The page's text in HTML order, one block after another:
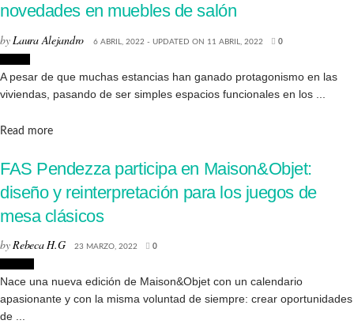
novedades en muebles de salón
byLaura Alejandro 6 ABRIL, 2022 - UPDATED ON 11 ABRIL, 2022 0
A pesar de que muchas estancias han ganado protagonismo en las
viviendas, pasando de ser simples espacios funcionales en los ...
Read moreDetails
FAS Pendezza participa en Maison&Objet:
diseño y reinterpretación para los juegos de
mesa clásicos
byRebeca H.G 23 MARZO, 2022 0
Nace una nueva edición de Maison&Objet con un calendario
apasionante y con la misma voluntad de siempre: crear oportunidades
de ...